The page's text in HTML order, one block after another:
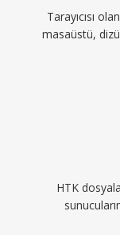
Tarayıcısı
masaüstü,
HTK